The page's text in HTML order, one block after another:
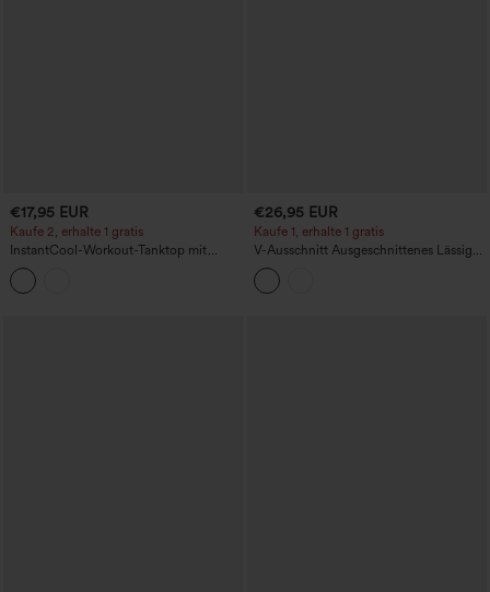
€17,95 EUR
Kaufe 2, erhalte 1 gratis
InstantCool-Workout-Tanktop mit
Rundhalsausschnitt und abgerundetem
Saum - UPF50+
€26,95 EUR
Kaufe 1, erhalte 1 gratis
V-Ausschnitt Ausgeschnittenes Lässiger
Pullover Gestricktes Leinen-Optik
Tanktop